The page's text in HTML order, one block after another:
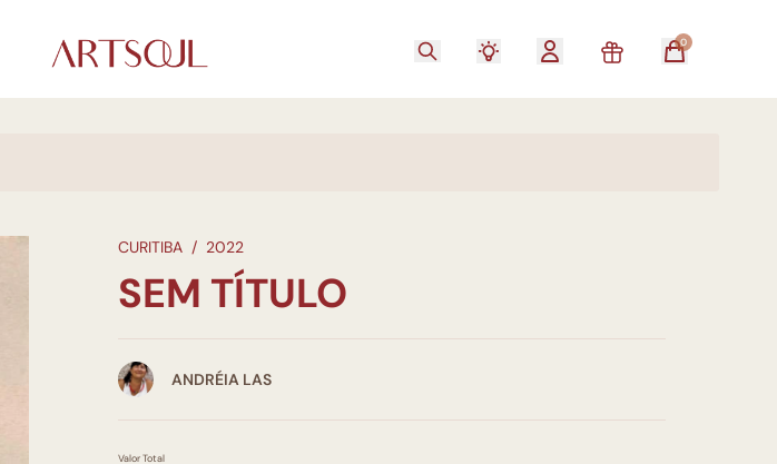
0
CURITIBA / 2022
SEM TÍTULO
ANDRÉIA LAS
Valor Total